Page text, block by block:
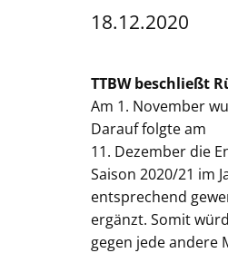
18.12.2020
TTBWbeschließt
Am 1. November
Darauf folgte am
11. Dezember die
Saison 2020/21 im
entsprechend
ergänzt. Somit
gegen jede andere